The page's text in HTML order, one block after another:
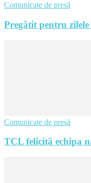
Comunicate de presă
Pregătit pentru
Comunicate de presă
TCL felicită echipa